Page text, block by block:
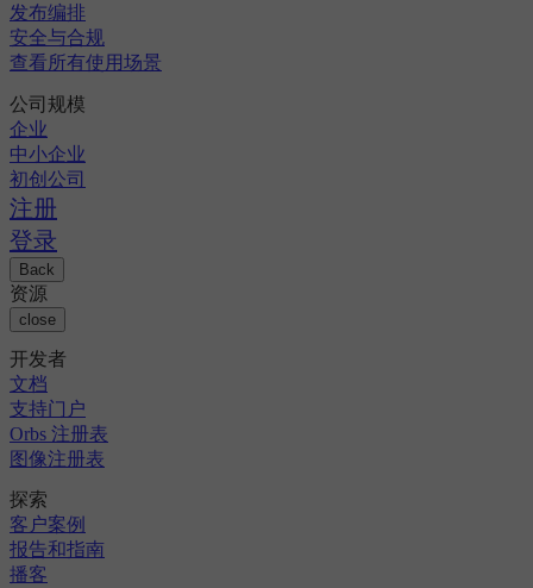
发布编排
安全与合规
查看所有使用场景
公司规模
企业
中小企业
初创公司
注册
登录
Back
资源
close
开发者
文档
支持门户
Orbs 注册表
图像注册表
探索
客户案例
报告和指南
播客